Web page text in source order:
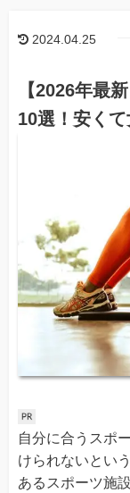
2024.04.25
【2026年最
10選！安く
自分に合うスポ
けられないとい
あるスポーツ施